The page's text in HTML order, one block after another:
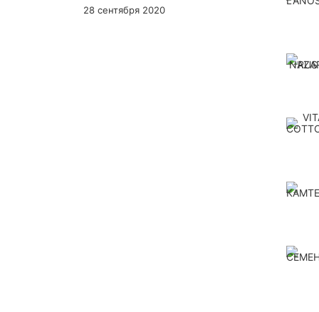
28 сентября 2020